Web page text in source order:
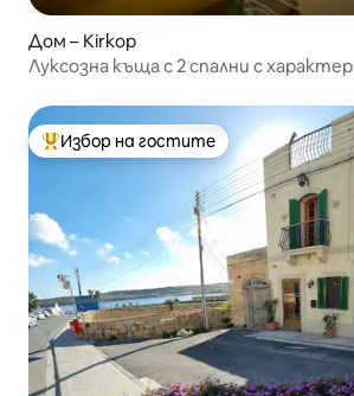
Дом – Kirkop
Луксозна къща с 2 спални с характер
Най-популярен избор на гостите
Избор на гостите